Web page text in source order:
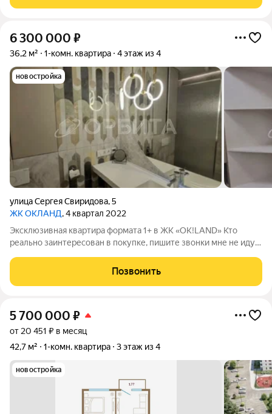
6 300 000 ₽
36,2 м² 1-комн. квартира 4 этаж из 4
новостройка
улица Сергея Свиридова,5
ЖК ОКЛАНД, 4 квартал 2022
Эксклюзивная квартира формата 1+ в ЖК «OK!LAND» Кто
реально заинтересован в покупке, пишите звонки мне не идут.
проекту в жилом квартале «OK!LAND», расположенном в
экологически чистом районе
Позвонить
5 700 000 ₽
от 20 451 ₽ в месяц
42,7 м²
1-комн. квартира 3 этаж из 4
новостройка